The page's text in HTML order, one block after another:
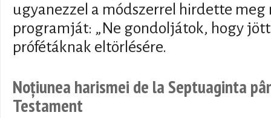
ugyanezzel a módszerrel hirdette meg
programját: „Ne gondoljátok, hogy
prófétáknak eltörlésére.
Noțiunea harismei de la Septuaginta
Testament